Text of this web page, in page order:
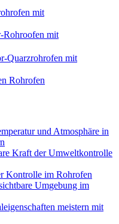
mit
Rohroofen mit
Quarzrohrofen mit
Rohrofen
und Atmosphäre in
Kraft der Umweltkontrolle
Kontrolle im Rohrofen
Umgebung im
meistern mit